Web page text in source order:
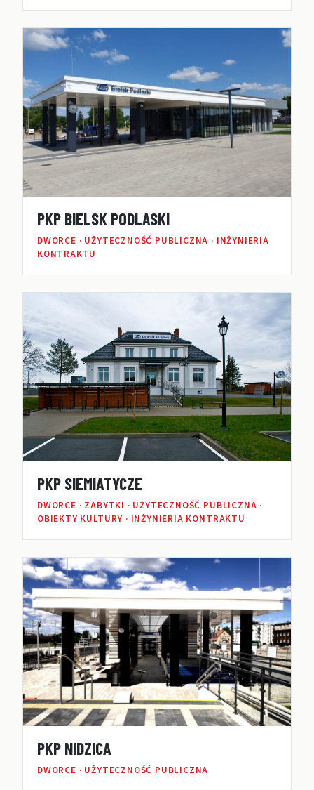
PKP BIELSK PODLASKI
DWORCE · UŻYTECZNOŚĆ PUBLICZNA · INŻYNIERIA
KONTRAKTU
PKP SIEMIATYCZE
DWORCE · ZABYTKI · UŻYTECZNOŚĆ PUBLICZNA ·
OBIEKTY KULTURY · INŻYNIERIA KONTRAKTU
PKP NIDZICA
DWORCE · UŻYTECZNOŚĆ PUBLICZNA